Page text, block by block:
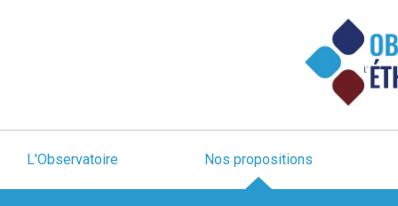
L'Observatoire Nos propositions